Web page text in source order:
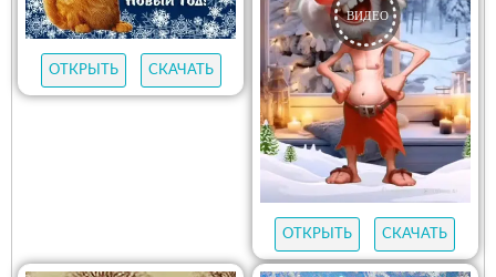
ОТКРЫТЬ СКАЧАТЬ
ОТКРЫТЬ СКАЧАТЬ